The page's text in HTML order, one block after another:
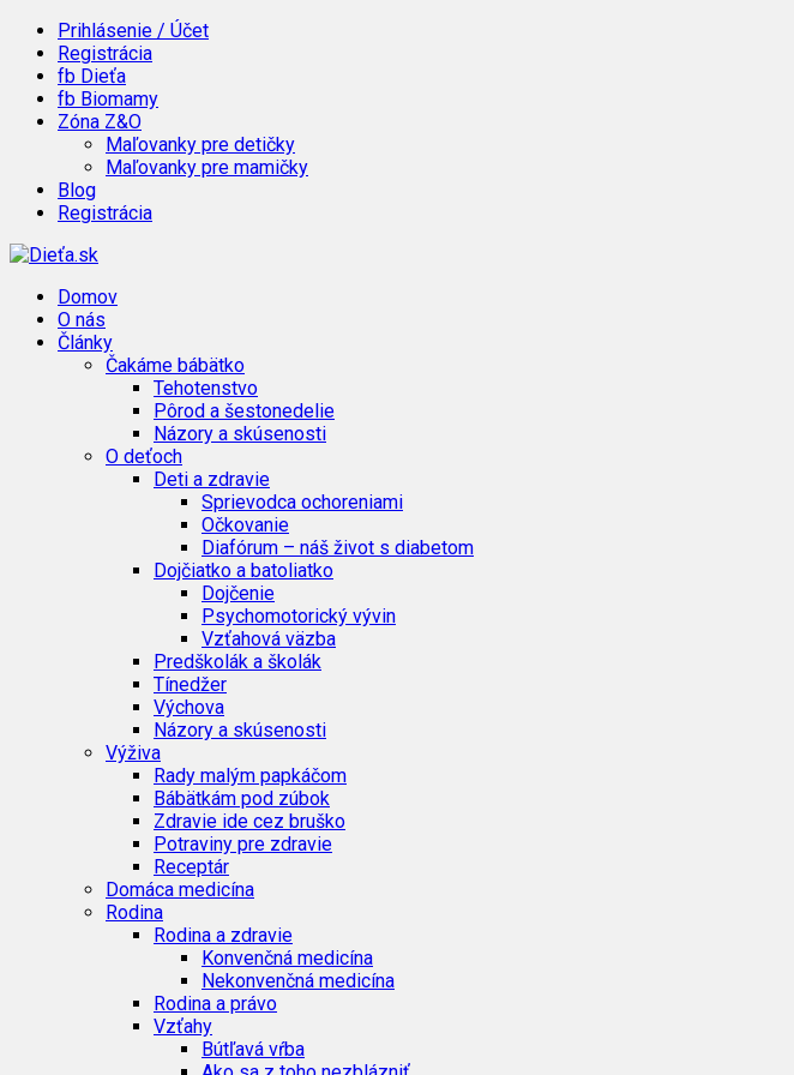
Prihlásenie / Účet
Registrácia
fb Dieťa
fb Biomamy
Zóna Z&O
Maľovanky pre detičky
Maľovanky pre mamičky
Blog
Registrácia
Domov
O nás
Články
Čakáme bábätko
Tehotenstvo
Pôrod a šestonedelie
Názory a skúsenosti
O deťoch
Deti a zdravie
Sprievodca ochoreniami
Očkovanie
Diafórum – náš život s diabetom
Dojčiatko a batoliatko
Dojčenie
Psychomotorický vývin
Vzťahová väzba
Predškolák a školák
Tínedžer
Výchova
Názory a skúsenosti
Výživa
Rady malým papkáčom
Bábätkám pod zúbok
Zdravie ide cez bruško
Potraviny pre zdravie
Receptár
Domáca medicína
Rodina
Rodina a zdravie
Konvenčná medicína
Nekonvenčná medicína
Rodina a právo
Vzťahy
Bútľavá vŕba